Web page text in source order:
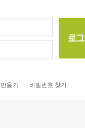
들기 비밀번호 찾기